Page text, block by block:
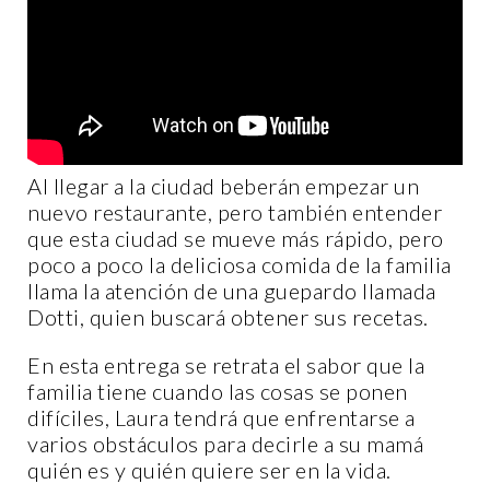
Al llegar a la ciudad beberán empezar un
nuevo restaurante, pero también entender
que esta ciudad se mueve más rápido, pero
poco a poco la deliciosa comida de la familia
llama la atención de una guepardo llamada
Dotti, quien buscará obtener sus recetas.
En esta entrega se retrata el sabor que la
familia tiene cuando las cosas se ponen
difíciles, Laura tendrá que enfrentarse a
varios obstáculos para decirle a su mamá
quién es y quién quiere ser en la vida.